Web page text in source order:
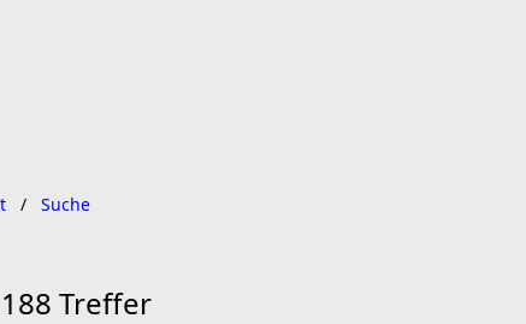
Suche
Treffer